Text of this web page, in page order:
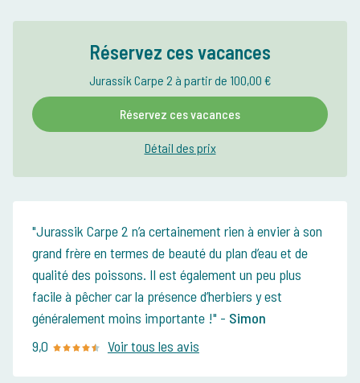
Réservez ces vacances
Jurassik Carpe 2 à partir de 100,00 €
Réservez ces vacances
Détail des prix
Jurassik Carpe 2 n’a certainement rien à envier à son
grand frère en termes de beauté du plan d’eau et de
qualité des poissons. Il est également un peu plus
facile à pêcher car la présence d’herbiers y est
généralement moins importante ! - Simon
9,0
Voir tous les avis